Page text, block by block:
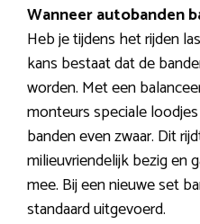
Wanneer autobanden
Heb je tijdens het rijden
kans bestaat dat de
worden. Met een
monteurs speciale
banden even zwaar. Dit
milieuvriendelijk bezig en
mee. Bij een nieuwe set
standaard uitgevoerd.